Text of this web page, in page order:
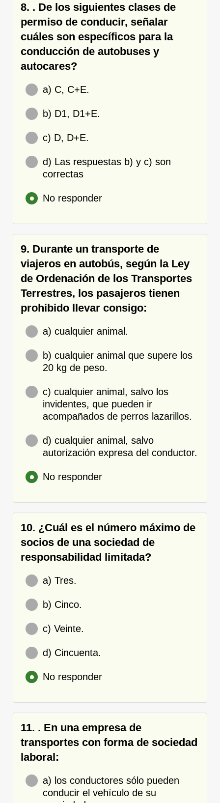
8. . De los siguientes clases de
permiso de conducir, señalar
cuáles son específicos para la
conducción de autobuses y
autocares?
a) C, C+E.
b) D1, D1+E.
c) D, D+E.
d) Las respuestas b) y c) son
correctas
No responder
9. Durante un transporte de
viajeros en autobús, según la Ley
de Ordenación de los Transportes
Terrestres, los pasajeros tienen
prohibido llevar consigo:
a) cualquier animal.
b) cualquier animal que supere los
20 kg de peso.
c) cualquier animal, salvo los
invidentes, que pueden ir
acompañados de perros lazarillos.
d) cualquier animal, salvo
autorización expresa del conductor.
No responder
10. ¿Cuál es el número máximo de
socios de una sociedad de
responsabilidad limitada?
a) Tres.
b) Cinco.
c) Veinte.
d) Cincuenta.
No responder
11. . En una empresa de
transportes con forma de sociedad
laboral:
a) los conductores sólo pueden
conducir el vehículo de su